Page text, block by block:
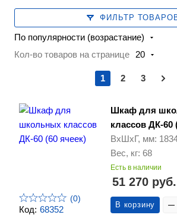
ФИЛЬТР
По популярности (возрастание)
Кол-во товаров на странице
20
1 2 3
Код: 68352
(0)
Шкаф для
классов ДК-60
ВхШхГ, мм:
Вес, кг: 68
Есть в наличии
51 270 руб.
В корзину